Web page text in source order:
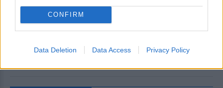
CONFIRM
Data Deletion Data Access Privacy Policy